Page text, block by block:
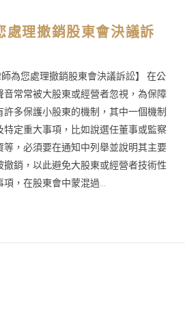
處理撤銷股東會決議訴
為您處理撤銷股東會決議訴訟】 在公
音常常被大股東或經營者忽視，為保障
多保護小股東的機制，其中一個機制
定重大事項，比如說選任董事或監察
等，必須要在通知中列舉並說明其主要
銷，以此避免大股東或經營者技術性
，在股東會中蒙混過...